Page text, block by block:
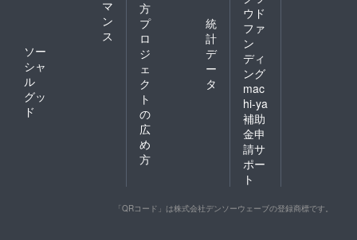
マ
ン
ス
ソー
シャ
ル
グッ
ド
方
プ
ロ
ジ
ェ
ク
ト
の
広
め
方
統
計
デ
ー
タ
ウド
ファ
ン
ディ
ング
mac
hi-ya
補助
金申
請サ
ポー
ト
「QRコード」は株式会社デンソーウェーブの登録商標です。